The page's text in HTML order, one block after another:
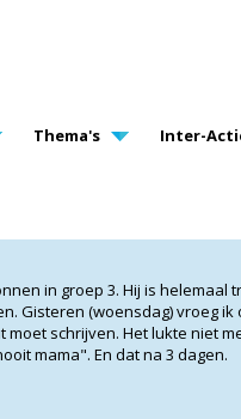
NAVIGATION
Thema's Inter-
in groep 3. Hij is helemaal
Gisteren (woensdag) vroeg ik
schrijven. Het lukte niet
mama". En dat na 3 dagen.